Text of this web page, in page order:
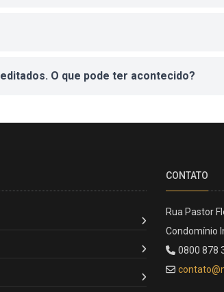
O que pode ter acontecido?
CONTATO
Rua Pastor
Condomínio
0800 878